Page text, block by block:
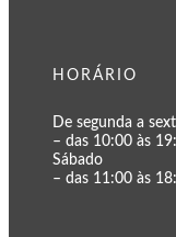
HORÁRIO
De segunda a
– das 10:00 às
Sábado
– das 11:00 às